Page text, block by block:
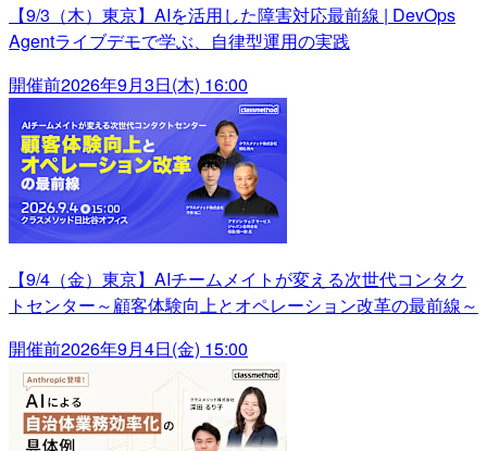
【9/3（木）東京】AIを活用した障害対応最前線 | DevOps
Agentライブデモで学ぶ、自律型運用の実践
開催前2026年9月3日(木) 16:00
【9/4（金）東京】AIチームメイトが変える次世代コンタク
トセンター～顧客体験向上とオペレーション改革の最前線～
開催前2026年9月4日(金) 15:00